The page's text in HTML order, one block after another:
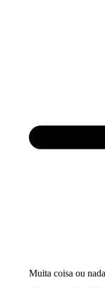
Muita coisa ou